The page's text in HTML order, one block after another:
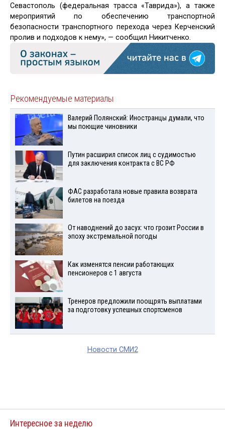
Севастополь (федеральная трасса «Таврида»), а также
мероприятий по обеспечению транспортной
безопасности транспортного перехода через Керченский
пролив и подходов к нему», — сообщил Никитченко.
Рекомендуемые материалы
Валерий Полянский: Иностранцы думали, что
мы поющие чиновники
Путин расширил список лиц с судимостью
для заключения контракта с ВС РФ
ФАС разработала новые правила возврата
билетов на поезда
От наводнений до засух: что грозит России в
эпоху экстремальной погоды
Как изменятся пенсии работающих
пенсионеров с 1 августа
Тренеров предложили поощрять выплатами
за подготовку успешных спортсменов
Новости СМИ2
Интересное за неделю